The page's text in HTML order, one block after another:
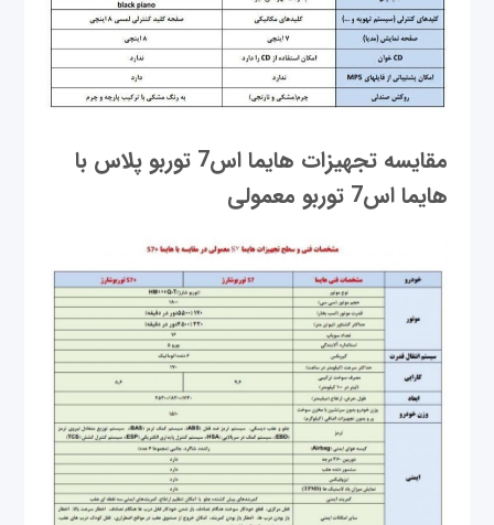
مقایسه تجهیزات هایما اس7 توربو پلاس با
هایما اس7 توربو معمولی